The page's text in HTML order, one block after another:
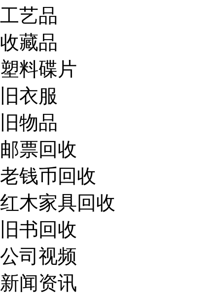
工艺品
收藏品
塑料碟片
旧衣服
旧物品
邮票回收
老钱币回收
红木家具回收
旧书回收
公司视频
新闻资讯